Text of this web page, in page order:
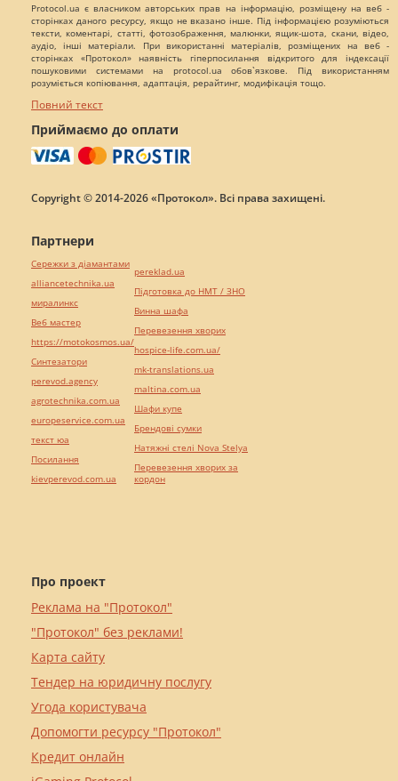
Protocol.ua є власником авторських прав на інформацію, розміщену на веб -
сторінках даного ресурсу, якщо не вказано інше. Під інформацією розуміються
тексти, коментарі, статті, фотозображення, малюнки, ящик-шота, скани, відео,
аудіо, інші матеріали. При використанні матеріалів, розміщених на веб -
сторінках «Протокол» наявність гіперпосилання відкритого для індексації
пошуковими системами на protocol.ua обов`язкове. Під використанням
розуміється копіювання, адаптація, рерайтинг, модифікація тощо.
Повний текст
Приймаємо до оплати
Copyright © 2014-2026 «Протокол». Всі права захищені.
Про проект
Реклама на "Протокол"
"Протокол" без реклами!
Карта сайту
Тендер на юридичну послугу
Угода користувача
Допомогти ресурсу "Протокол"
Кредит онлайн
Партнери
Сережки з діамантами
alliancetechnika.ua
миралинкс
Веб мастер
https://motokosmos.ua/
Синтезатори
perevod.agency
agrotechnika.com.ua
europeservice.com.ua
текст юа
Посилання
kievperevod.com.ua
pereklad.ua
Підготовка до НМТ / ЗНО
Винна шафа
Перевезення хворих
hospice-life.com.ua/
mk-translations.ua
maltina.com.ua
Шафи купе
Брендові сумки
Натяжні стелі Nova Stelya
Перевезення хворих за
кордон